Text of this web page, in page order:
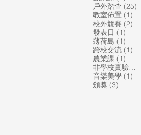
戶外踏查 (25)
教室佈置 (1)
校外競賽 (2)
發表日 (1)
薄荷島 (1)
跨校交流 (1)
農業課 (1)
非學校實驗教育機構
音樂美學 (1)
頒獎 (3)